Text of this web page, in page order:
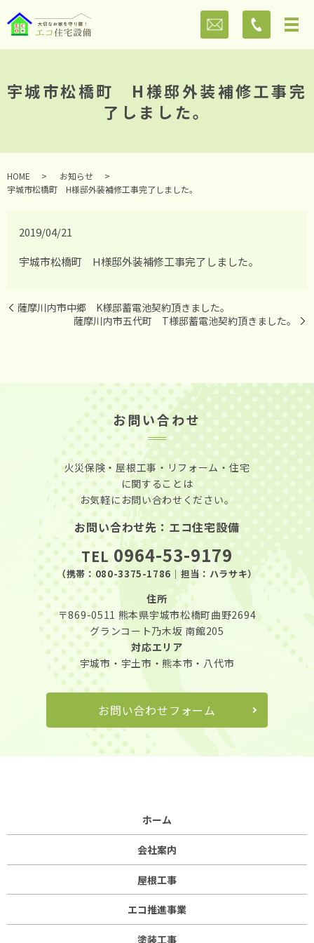
宇城市松橋町 H様邸外装補修工事完
了しました。
HOME
お知らせ
宇城市松橋町 H様邸外装補修工事完了しました。
2019/04/21
宇城市松橋町 H様邸外装補修工事完了しました。
薩摩川内市中郷 K様邸蓄電池契約頂きました。
薩摩川内市五代町 T様邸蓄電池契約頂きました。
お問い合わせ
火災保険・屋根工事・リフォーム・住宅
に関することは
お気軽にお問い合わせください。
お問い合わせ先：エコ住宅設備
TEL0964-53-9179
（携帯：080-3375-1786 ｜担当：ハラサキ）
住所
〒869-0511 熊本県宇城市松橋町曲野2694
グランコート乃木坂 南館205
対応エリア
宇城市・宇土市・熊本市・八代市
お問い合わせフォーム
ホーム
会社案内
屋根工事
エコ推進事業
塗装工事